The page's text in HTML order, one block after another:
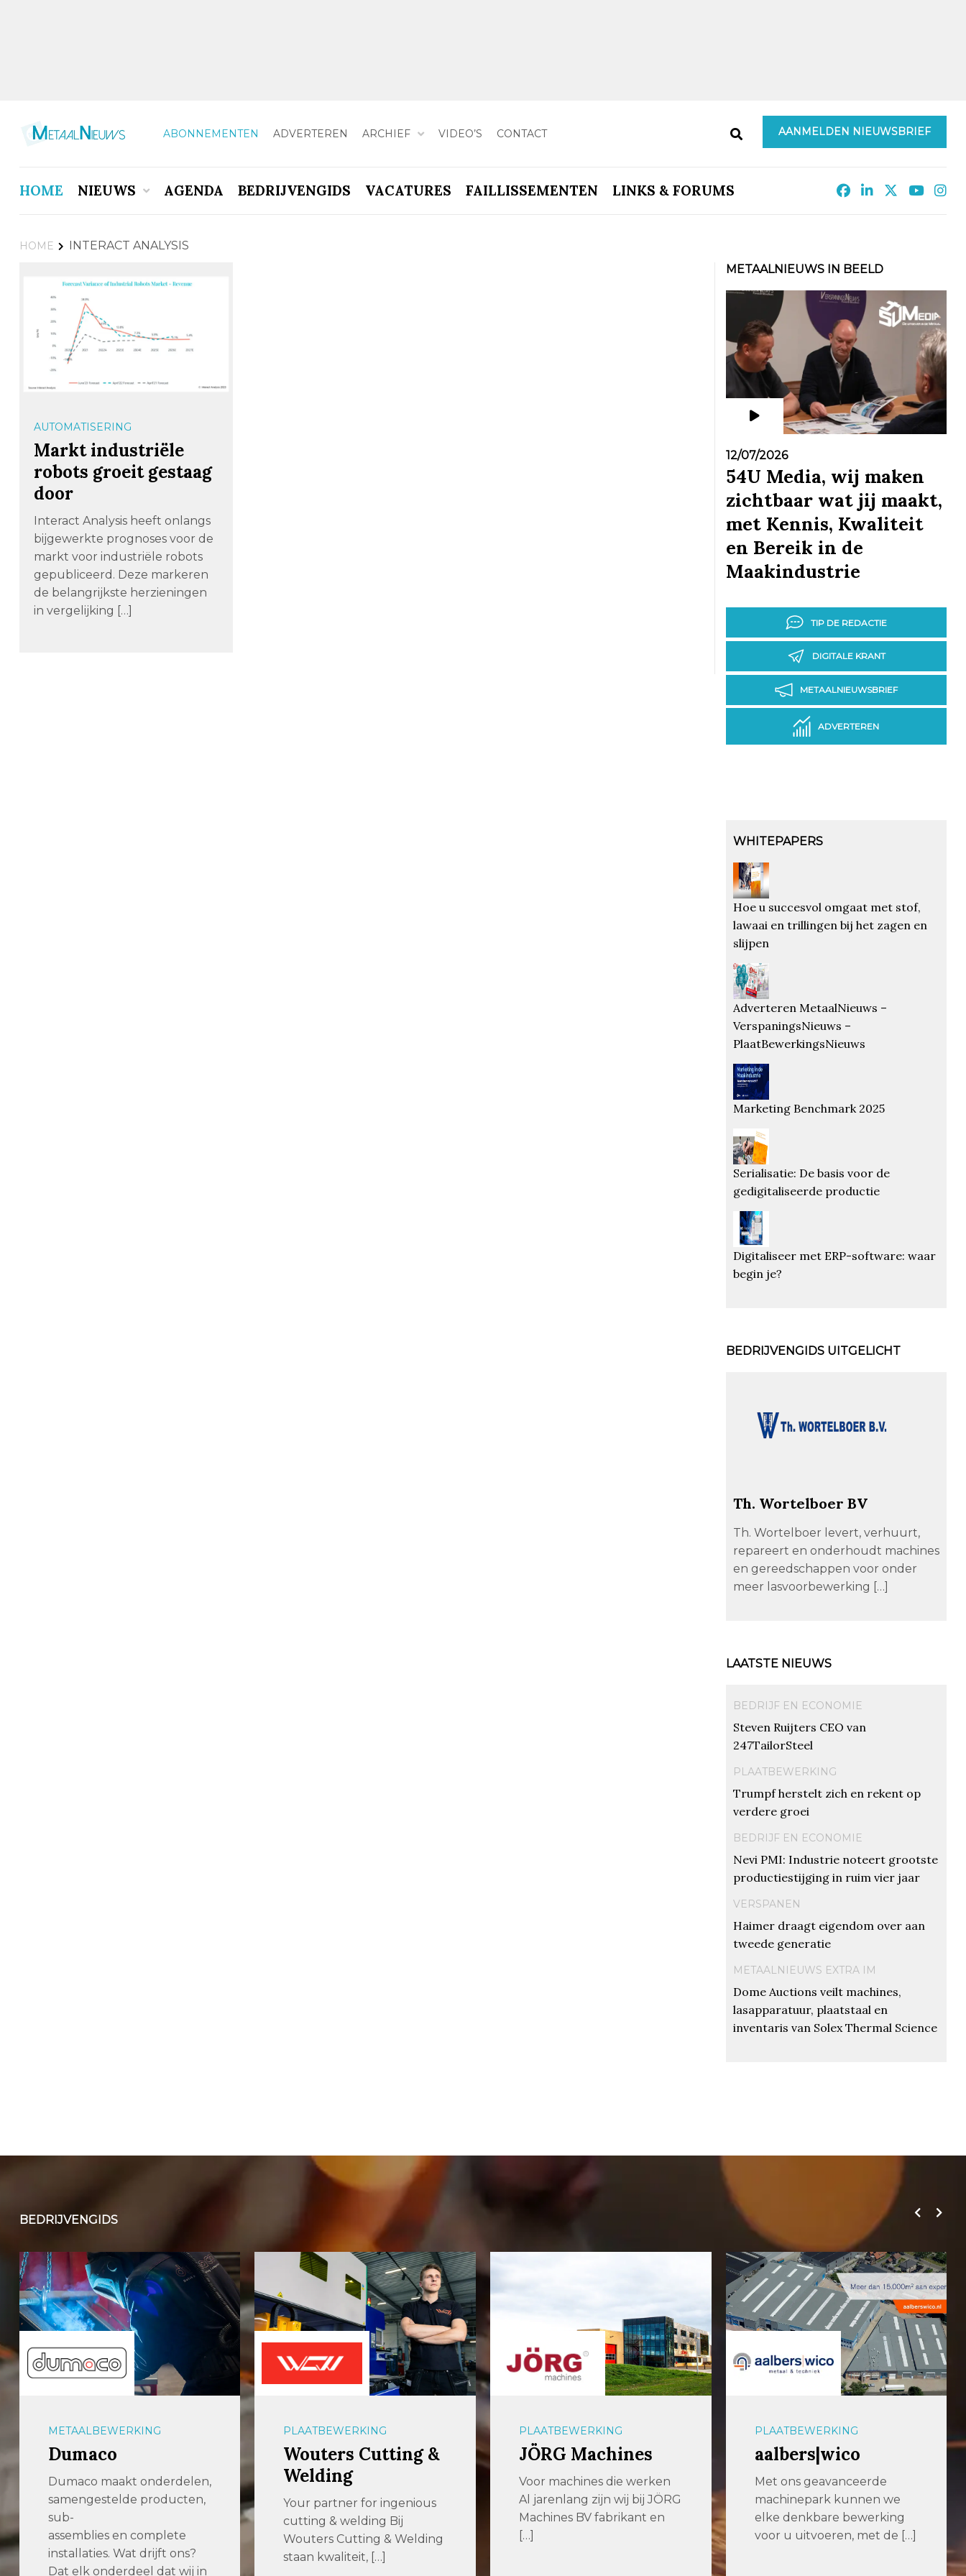
ABONNEMENTEN ADVERTEREN ARCHIEF VIDEO’S CONTACT AANMELDEN NIEUWSBRIEF
HOME NIEUWS AGENDA BEDRIJVENGIDS VACATURES FAILLISSEMENTEN LINKS & FORUMS
HOME INTERACT ANALYSIS
AUTOMATISERING
Markt industriële
robots groeit gestaag
door
Interact Analysis heeft onlangs
bijgewerkte prognoses voor de
markt voor industriële robots
gepubliceerd. Deze markeren
de belangrijkste herzieningen
in vergelijking […]
METAALNIEUWS IN BEELD
12/07/2026
54U Media, wij maken
zichtbaar wat jij maakt,
met Kennis, Kwaliteit
en Bereik in de
Maakindustrie
TIP DE REDACTIE
DIGITALE KRANT
METAALNIEUWSBRIEF
ADVERTEREN
WHITEPAPERS
Hoe u succesvol omgaat met stof,
lawaai en trillingen bij het zagen en
slijpen
Adverteren MetaalNieuws –
VerspaningsNieuws –
PlaatBewerkingsNieuws
Marketing Benchmark 2025
Serialisatie: De basis voor de
gedigitaliseerde productie
Digitaliseer met ERP-software: waar
begin je?
BEDRIJVENGIDS UITGELICHT
Th. Wortelboer BV
Th. Wortelboer levert, verhuurt,
repareert en onderhoudt machines
en gereedschappen voor onder
meer lasvoorbewerking […]
LAATSTE NIEUWS
BEDRIJF EN ECONOMIE
Steven Ruijters CEO van
247TailorSteel
PLAATBEWERKING
Trumpf herstelt zich en rekent op
verdere groei
BEDRIJF EN ECONOMIE
Nevi PMI: Industrie noteert grootste
productiestijging in ruim vier jaar
VERSPANEN
Haimer draagt eigendom over aan
tweede generatie
METAALNIEUWS EXTRA IM
Dome Auctions veilt machines,
lasapparatuur, plaatstaal en
inventaris van Solex Thermal Science
BEDRIJVENGIDS
PLAATBEWERKING
Wouters Cutting &
Welding
Your partner for ingenious
cutting & welding Bij
Wouters Cutting & Welding
staan kwaliteit, […]
PLAATBEWERKING
JÖRG Machines
Voor machines die werken
Al jarenlang zijn wij bij JÖRG
Machines BV fabrikant en
[…]
PLAATBEWERKING
aalbers|wico
Met ons geavanceerde
machinepark kunnen we
elke denkbare bewerking
voor u uitvoeren, met de […]
PLAATBEWERKING
Renneberg
Renneberg is een
toonaangevend
metaalbewerkingsbedrijf
met meer dan 100 jaar